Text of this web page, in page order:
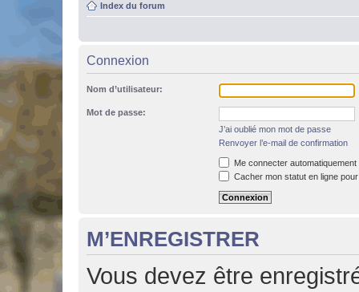
Index du forum
Connexion
Nom d’utilisateur:
Mot de passe:
J’ai oublié mon mot de passe
Renvoyer l’e-mail de confirmation
Me connecter
Cacher mon statut en ligne
M’ENREGISTRER
Vous devez être